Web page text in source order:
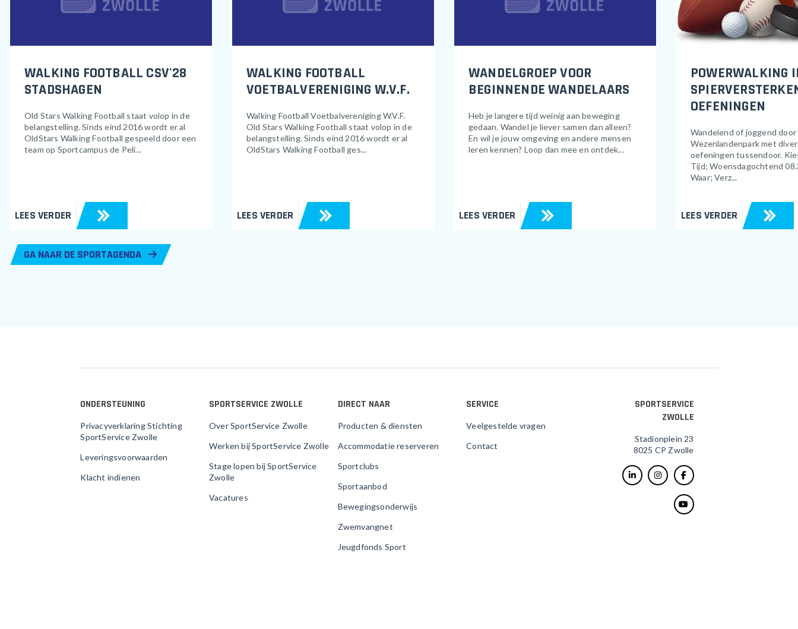
WALKING FOOTBALL CSV'28
STADSHAGEN
Old Stars Walking Football staat volop in de
belangstelling. Sinds eind 2016 wordt er al
OldStars Walking Football gespeeld door een
team op Sportcampus de Peli...
LEES VERDER
WALKING FOOTBALL
VOETBALVERENIGING W.V.F.
Walking Football Voetbalvereniging W.V.F.
Old Stars Walking Football staat volop in de
belangstelling. Sinds eind 2016 wordt er al
OldStars Walking Football ges...
LEES VERDER
WANDELGROEP VOOR
BEGINNENDE WANDELAARS
Heb je langere tijd weinig aan beweging
gedaan. Wandel je liever samen dan alleen?
En wil je jouw omgeving en andere mensen
leren kennen? Loop dan mee en ontdek...
LEES VERDER
POWERWALKING
OEFENINGEN
Wandelend of joggend
Wezenlandenpark met
oefeningen tussendoor.
Tijd; Woensdagochtend
Waar; Verz...
LEES VERDER
GA NAAR DE SPORTAGENDA
ONDERSTEUNING
Privacyverklaring Stichting
SportService Zwolle
Leveringsvoorwaarden
Klacht indienen
SPORTSERVICE ZWOLLE
Over SportService Zwolle
Werken bij SportService Zwolle
Stage lopen bij SportService
Zwolle
Vacatures
DIRECT NAAR
Producten & diensten
Accommodatie reserveren
Sportclubs
Sportaanbod
Bewegingsonderwijs
Zwemvangnet
Jeugdfonds Sport
SERVICE
Veelgestelde vragen
Contact
SPORTSERVICE
ZWOLLE
Stadionplein 23
8025 CP Zwolle